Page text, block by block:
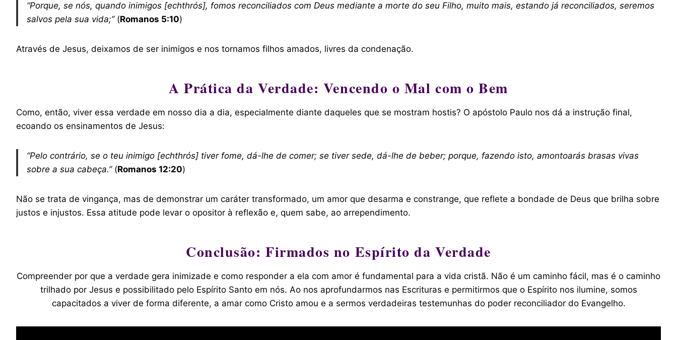
“Porque, se nós, quando inimigos [echthrós], fomos reconciliados com Deus mediante a morte do seu Filho, muito mais, estando já reconciliados, seremos
salvos pela sua vida;”(Romanos 5:10)
Através de Jesus, deixamos de ser inimigos e nos tornamos filhos amados, livres da condenação.
A Prática da Verdade: Vencendo o Mal com o Bem
Como, então, viver essa verdade em nosso dia a dia, especialmente diante daqueles que se mostram hostis? O apóstolo Paulo nos dá a instrução final,
ecoando os ensinamentos de Jesus:
“Pelo contrário, se o teu inimigo [echthrós] tiver fome, dá-lhe de comer; se tiver sede, dá-lhe de beber; porque, fazendo isto, amontoarás brasas vivas
sobre a sua cabeça.”(Romanos 12:20)
Não se trata de vingança, mas de demonstrar um caráter transformado, um amor que desarma e constrange, que reflete a bondade de Deus que brilha sobre
justos e injustos. Essa atitude pode levar o opositor à reflexão e, quem sabe, ao arrependimento.
Conclusão: Firmados no Espírito da Verdade
Compreender por que a verdade gera inimizade e como responder a ela com amor é fundamental para a vida cristã. Não é um caminho fácil, mas é o caminho
trilhado por Jesus e possibilitado pelo Espírito Santo em nós. Ao nos aprofundarmos nas Escrituras e permitirmos que o Espírito nos ilumine, somos
capacitados a viver de forma diferente, a amar como Cristo amou e a sermos verdadeiras testemunhas do poder reconciliador do Evangelho.